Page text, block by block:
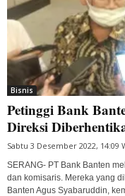
Bisnis
Petinggi Bank
Direksi
Sabtu 3 Desember 2022, 14:09
SERANG- PT Bank Banten
dan komisaris. Mereka yang
Banten Agus Syabaruddin,